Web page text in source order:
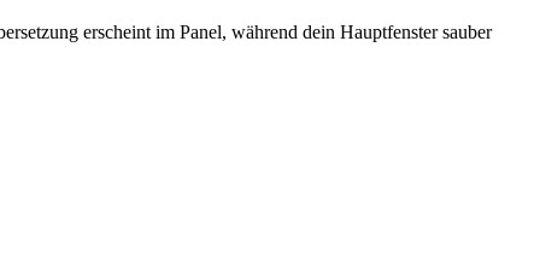
erscheint im Panel, während dein Hauptfenster sauber